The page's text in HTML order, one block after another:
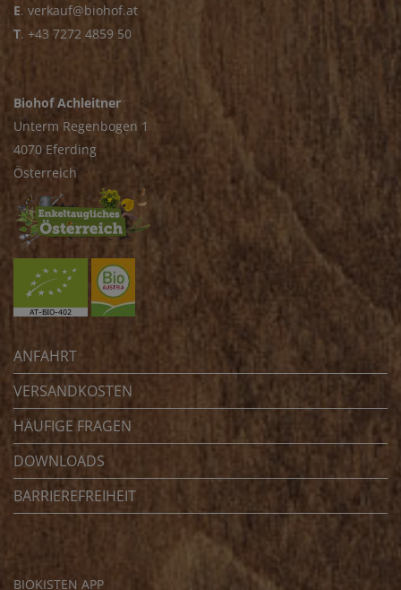
E. verkauf@biohof.at
T. +43 7272 4859 50
Biohof Achleitner
Unterm Regenbogen 1
4070 Eferding
Österreich
ANFAHRT
VERSANDKOSTEN
HÄUFIGE FRAGEN
DOWNLOADS
BARRIEREFREIHEIT
BIOKISTEN APP